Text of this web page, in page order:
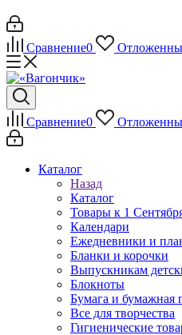
Сравнение0
Сравнение0
Каталог
Назад
Каталог
Товары к 1
Календари
Ежедневники и
Бланки и корочки
Выпускникам
Блокноты
Бумага и бумажная
Все для творчества
Гигиенические